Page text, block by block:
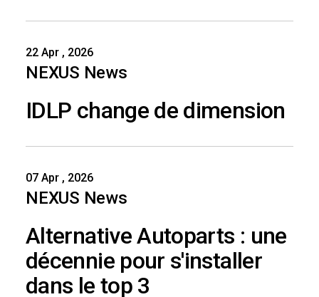
22 Apr , 2026
NEXUS News
IDLP change de dimension
07 Apr , 2026
NEXUS News
Alternative Autoparts : une
décennie pour s'installer
dans le top 3